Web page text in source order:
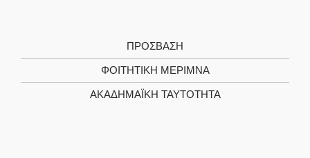
ΠΡΌΣΒΑΣΗ
ΦΟΙΤΗΤΙΚΉ ΜΈΡΙΜΝΑ
ΑΚΑΔΗΜΑΪΚΉ ΤΑΥΤΌΤΗΤΑ